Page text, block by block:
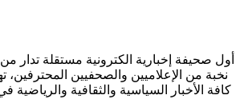
أول صحيفة إخبارية الكترونية مستقلة تدار
نخبة من الإعلاميين والصحفيين المحترفين،
كافة الأخبار السياسية والثقافية والرياضية